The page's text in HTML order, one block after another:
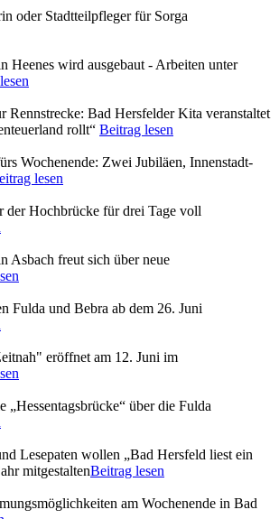
oder Stadtteilpfleger für Sorga
Heenes wird ausgebaut - Arbeiten unter
Rennstrecke: Bad Hersfelder Kita veranstaltet
rollt“ Beitrag lesen
Wochenende: Zwei Jubiläen, Innenstadt-
lesen
der Hochbrücke für drei Tage voll
Asbach freut sich über neue
Fulda und Bebra ab dem 26. Juni
eröffnet am 12. Juni im
„Hessentagsbrücke“ über die Fulda
Lesepaten wollen „Bad Hersfeld liest ein
mitgestaltenBeitrag lesen
am Wochenende in Bad